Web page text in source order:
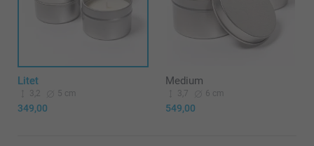
Litet
3,2 5 cm
349,00
Medium
3,7 6 cm
549,00